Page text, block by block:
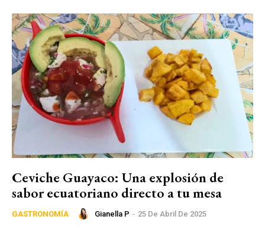
Ceviche Guayaco: Una explosión de
sabor ecuatoriano directo a tu mesa
GASTRONOMÍA Gianella P - 25 De Abril De 2025